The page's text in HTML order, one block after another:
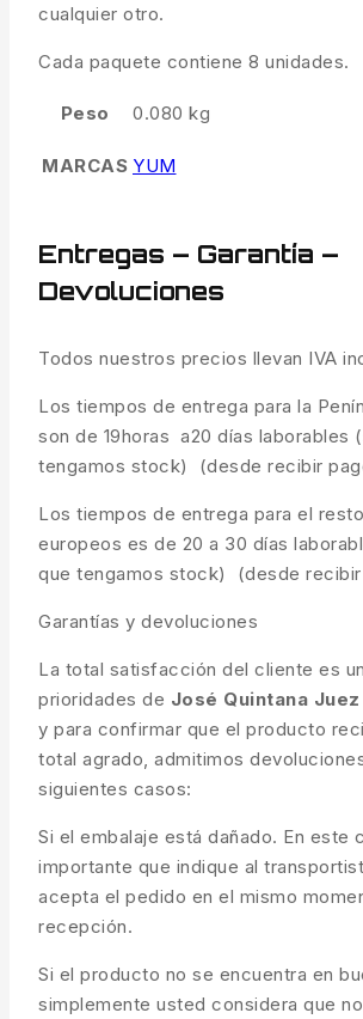
cualquier otro.
Cada paquete contiene 8 unidades.
Peso 0.080 kg
MARCAS YUM
Entregas – Garantía –
Devoluciones
Todos nuestros precios llevan IVA
Los tiempos de entrega para la
son de 19horas a20 días laborables
tengamos stock) (desde recibir
Los tiempos de entrega para el
europeos es de 20 a 30 días
que tengamos stock) (desde
Garantías y devoluciones
La total satisfacción del cliente es
prioridades de José Quintana Juez
y para confirmar que el producto
total agrado, admitimos
siguientes casos:
Si el embalaje está dañado. En este
importante que indique al
acepta el pedido en el mismo
recepción.
Si el producto no se encuentra en
simplemente usted considera que